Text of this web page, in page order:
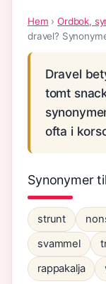
Hem ›Ordbok,
dravel?
Dravel
tomt
ofta i
Synonymer
strunt
svammel
rappakalja